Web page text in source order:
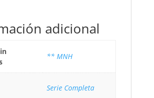
adicional
** MNH
Serie Completa